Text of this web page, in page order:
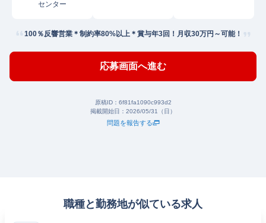
センター
100％反響営業＊制約率80%以上＊賞与年3回！月収30万円～可能！
応募画面へ進む
原稿ID： 6f81fa1090c993d2
掲載開始日： 2026/05/31（日）
問題を報告する
職種と勤務地が似ている求人